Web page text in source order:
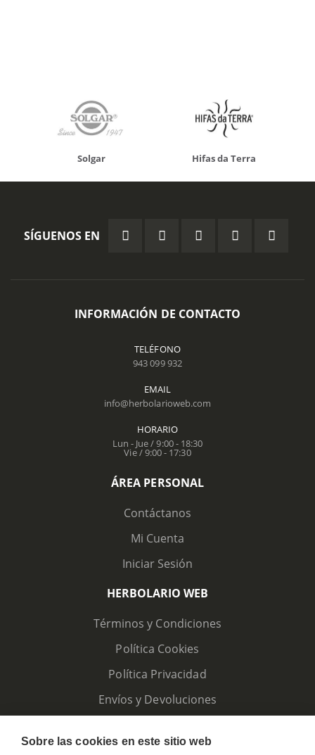
Solgar Hifas da Terra
SÍGUENOS EN
INFORMACIÓN DE CONTACTO
TELÉFONO
943 099 932
EMAIL
info@herbolarioweb.com
HORARIO
Lun - Jue / 9:00 - 18:30
Vie / 9:00 - 17:30
ÁREA PERSONAL
Contáctanos
Mi Cuenta
Iniciar Sesión
HERBOLARIO WEB
Términos y Condiciones
Política Cookies
Política Privacidad
Envíos y Devoluciones
Sobre las cookies en este sitio web